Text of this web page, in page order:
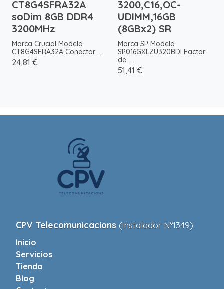
CT8G4SFRA32A
soDim 8GB DDR4
3200MHz
Marca Crucial Modelo
CT8G4SFRA32A Conector ...
24,81 €
3200,C16,OC-
UDIMM,16GB
(8GBx2) SR
Marca SP Modelo
SP016GXLZU320BDI Factor
de ...
51,41 €
CPV Telecomunicacions (Instalador Nº1349)
Inicio
Servicios
Tienda
Blog